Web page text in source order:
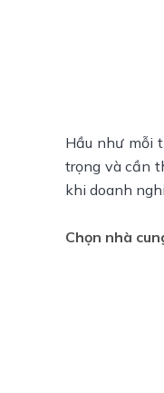
Hầu như mỗi
trọng và cần
khi doanh
Chọn nhà